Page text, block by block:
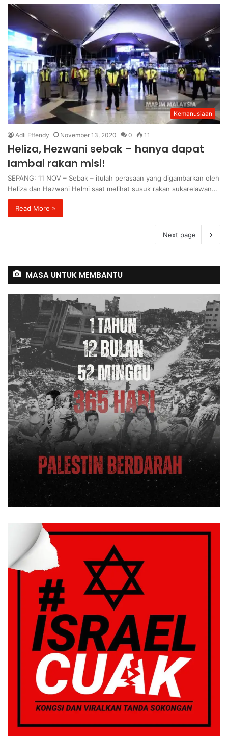
Kemanusiaan
Adli Effendy November 13, 2020 0 11
Heliza, Hezwani sebak – hanya dapat
lambai rakan misi!
SEPANG: 11 NOV – Sebak – itulah perasaan yang digambarkan oleh
Heliza dan Hazwani Helmi saat melihat susuk rakan sukarelawan…
Read More »
Next page
MASA UNTUK MEMBANTU